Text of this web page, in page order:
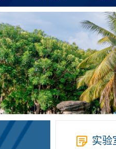
实验